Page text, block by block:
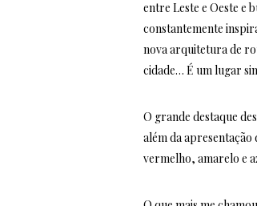
entre Leste e Oeste e
constantemente
nova arquitetura de
cidade… É um lugar
O grande destaque
além da apresentação
vermelho, amarelo e